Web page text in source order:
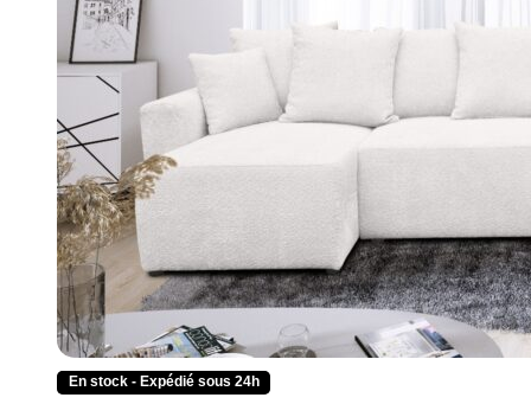
Votre avis*
*
E-mail*
En stock - Expédié sous 24h